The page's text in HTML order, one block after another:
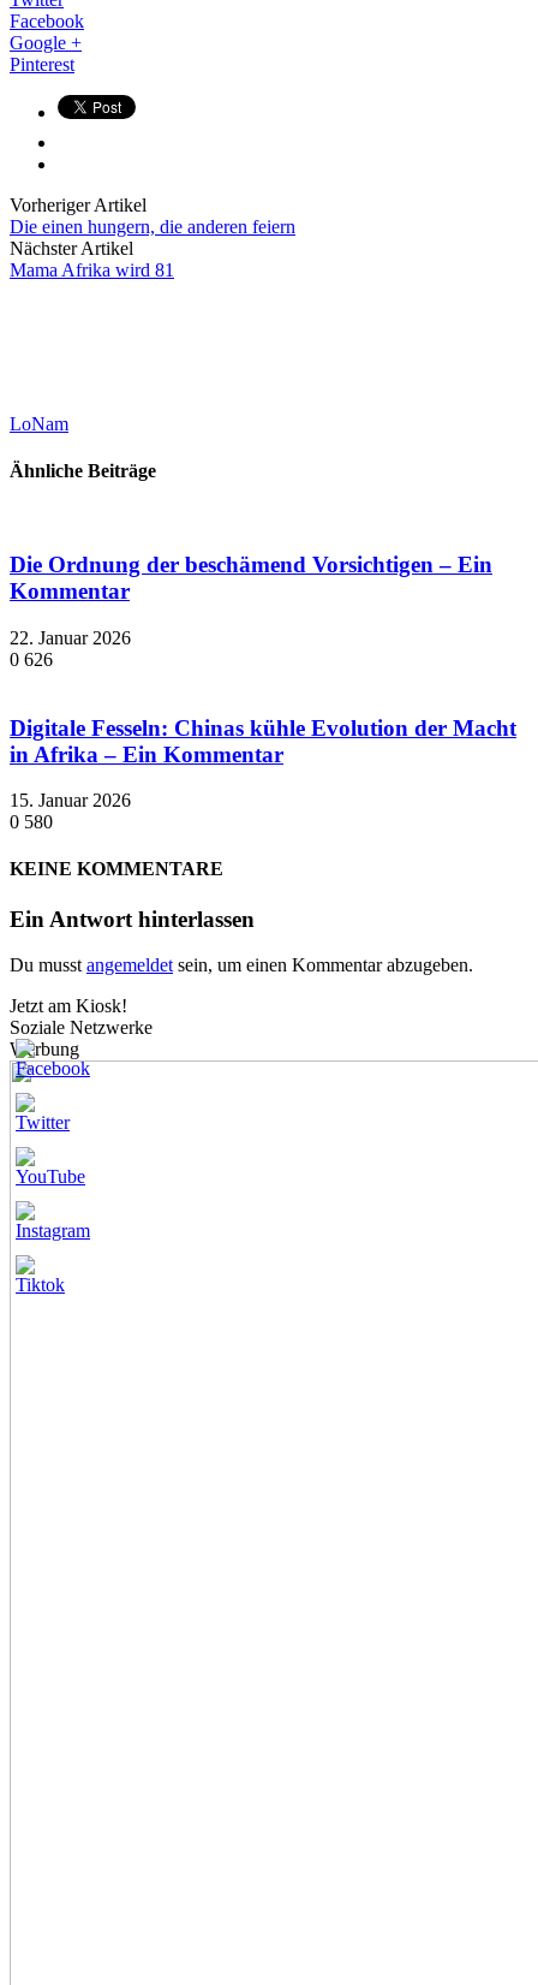
Facebook
Google +
Pinterest
Vorheriger Artikel
Die einen hungern, die anderen feiern
Nächster Artikel
Mama Afrika wird 81
LoNam
Ähnliche Beiträge
Die Ordnung der beschämend Vorsichtigen – Ein
Kommentar
22. Januar 2026
0 626
Digitale Fesseln: Chinas kühle Evolution der Macht
in Afrika – Ein Kommentar
15. Januar 2026
0 580
KEINE KOMMENTARE
Ein Antwort hinterlassen
Du musstangemeldetsein, um einen Kommentar abzugeben.
Jetzt am Kiosk!
Soziale Netzwerke
Werbung